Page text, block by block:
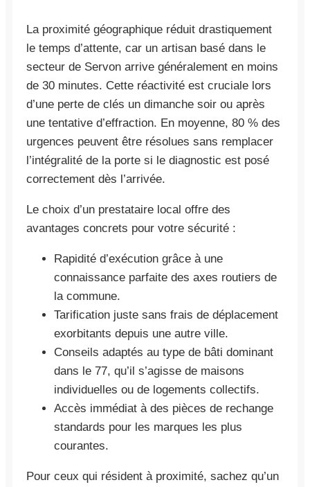
La proximité géographique réduit drastiquement
le temps d’attente, car un artisan basé dans le
secteur de Servon arrive généralement en moins
de 30 minutes. Cette réactivité est cruciale lors
d’une perte de clés un dimanche soir ou après
une tentative d’effraction. En moyenne, 80 % des
urgences peuvent être résolues sans remplacer
l’intégralité de la porte si le diagnostic est posé
correctement dès l’arrivée.
Le choix d’un prestataire local offre des
avantages concrets pour votre sécurité :
Rapidité d’exécution grâce à une
connaissance parfaite des axes routiers de
la commune.
Tarification juste sans frais de déplacement
exorbitants depuis une autre ville.
Conseils adaptés au type de bâti dominant
dans le 77, qu’il s’agisse de maisons
individuelles ou de logements collectifs.
Accès immédiat à des pièces de rechange
standards pour les marques les plus
courantes.
Pour ceux qui résident à proximité, sachez qu’un